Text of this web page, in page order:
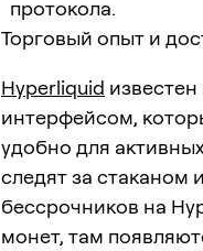
протокола.
Торговый опыт и
Hyperliquid
интерфейсом,
удобно для
следят за стаканом
бессрочников на
монет, там